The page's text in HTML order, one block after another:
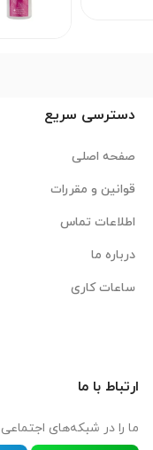
دسترسی سریع
صفحه اصلی
قوانین و مقررات
اطلاعات تماس
درباره ما
ساعات کاری
ارتباط با ما
ما را در شبکه‌های اجتماعی